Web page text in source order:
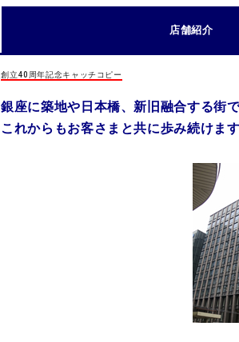
店舗紹介
創立40周年記念キャッチコピー
銀座に築地や日本橋、新旧融合する街で
これからもお客さまと共に歩み続けます